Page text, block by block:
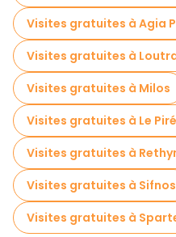
Visites nocturnes
Tours à vélo à Athènes
Visites gastronomiques à
Visites gratuites à
Visites gratuites à
Visites gratuites à Agia
Visites gratuites à
Visites gratuites à Milos
Visites gratuites à Le
Visites gratuites à
Visites gratuites à Sifnos
Visites gratuites à